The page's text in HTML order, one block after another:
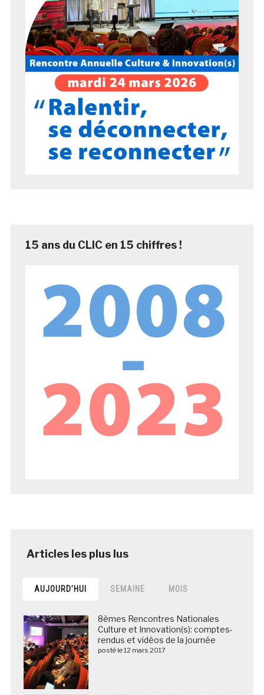
15 ans du CLIC en 15 chiffres !
AUJOURD’HUI SEMAINE MOIS
8èmes Rencontres Nationales
Culture et Innovation(s): comptes-
rendus et vidéos de la journée
posté le 12 mars 2017